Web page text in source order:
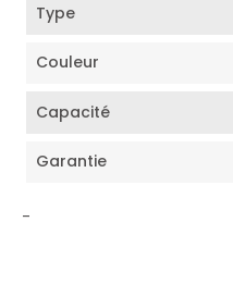
Type
Couleur
Capacité
Garantie
-